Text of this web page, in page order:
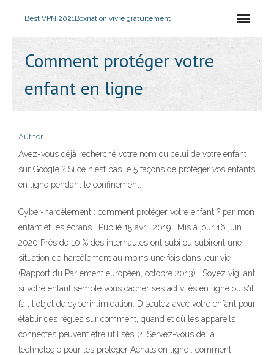
Best VPN 2021Boxnation vivre gratuitement
Comment protéger votre
enfant en ligne
Author
Avez-vous déjà recherché votre nom ou celui de votre enfant
sur Google ? Si ce n'est pas le 5 façons de protéger vos enfants
en ligne pendant le confinement.
Cyber-harcèlement : comment protéger votre enfant ? par mon
enfant et les écrans · Publié 15 avril 2019 · Mis à jour 16 juin
2020 Près de 10 % des internautes ont subi ou subiront une
situation de harcèlement au moins une fois dans leur vie
(Rapport du Parlement européen, octobre 2013) . Soyez vigilant
si votre enfant semble vous cacher ses activités en ligne ou s'il
fait l'objet de cyberintimidation. Discutez avec votre enfant pour
établir des règles sur comment, quand et où les appareils
connectés peuvent être utilisés. 2. Servez-vous de la
technologie pour les protéger Achats en ligne : comment